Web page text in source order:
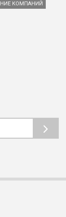
КОМПАНИЙ